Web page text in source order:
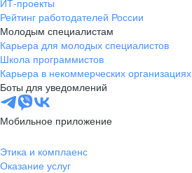
ИТ-проекты
Рейтинг работодателей России
Молодым специалистам
Карьера для молодых специалистов
Школа программистов
Карьера в некоммерческих организациях
Боты для уведомлений
Мобильное приложение
Этика и комплаенс
Оказание услуг